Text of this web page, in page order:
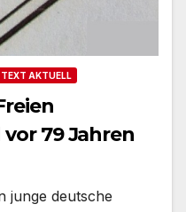
TEXT AKTUELL
79 Jahren
junge deutsche